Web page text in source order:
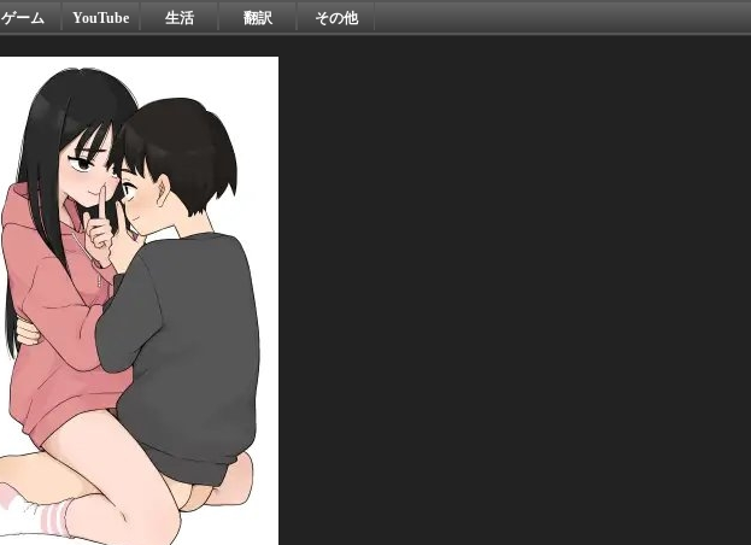
ゲーム YouTube 生活 翻訳 その他